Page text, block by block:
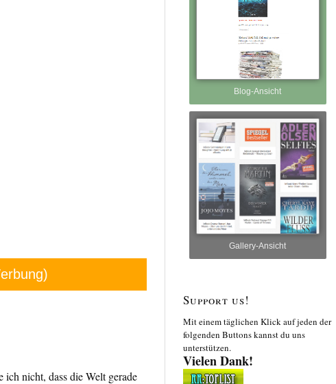
ich nicht, dass die Welt gerade
Blog-Ansicht
Gallery-Ansicht
Support us!
Mit einem täglichen Klick auf jeden der
folgenden Buttons kannst du uns
unterstützen.
Vielen Dank!